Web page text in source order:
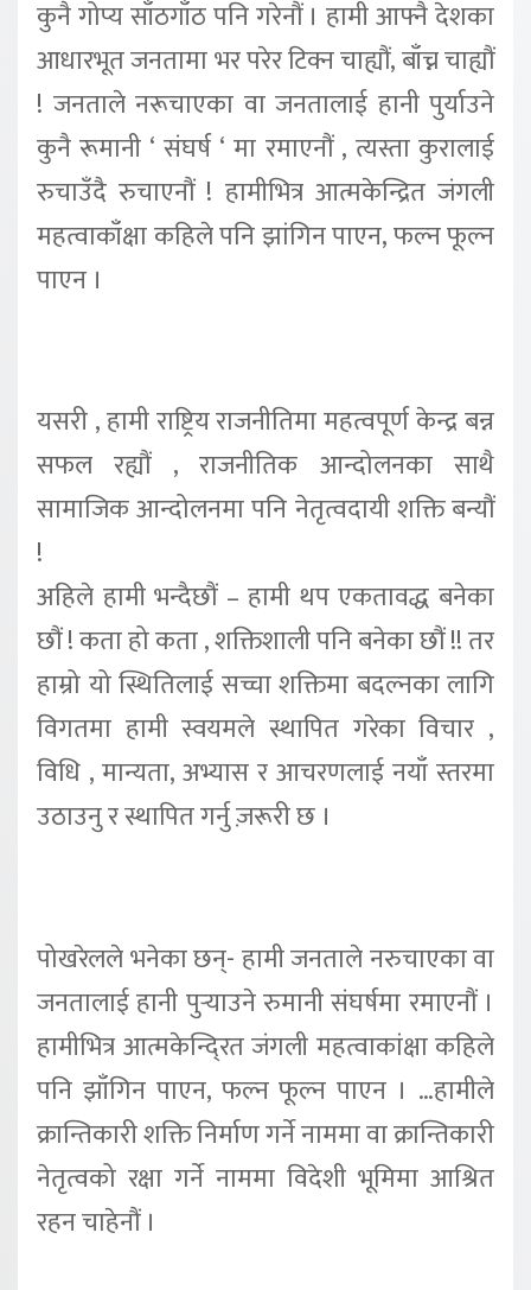
कुनै गोप्य साँठगाँठ पनि गरेनौं । हामी आफ्नै देशका
आधारभूत जनतामा भर परेर टिक्न चाह्यौं, बाँच्न चाह्यौं
! जनताले नरूचाएका वा जनतालाई हानी पुर्याउने
कुनै रूमानी ‘ संघर्ष ‘ मा रमाएनौं , त्यस्ता कुरालाई
रुचाउँदै रुचाएनौं ! हामीभित्र आत्मकेन्द्रित जंगली
महत्वाकाँक्षा कहिले पनि झांगिन पाएन, फल्न फूल्न
पाएन ।
यसरी , हामी राष्ट्रिय राजनीतिमा महत्वपूर्ण केन्द्र बन्न
सफल रह्यौं , राजनीतिक आन्दोलनका साथै
सामाजिक आन्दोलनमा पनि नेतृत्वदायी शक्ति बन्यौं
!
अहिले हामी भन्दैछौं – हामी थप एकतावद्ध बनेका
छौं ! कता हो कता , शक्तिशाली पनि बनेका छौं !! तर
हाम्रो यो स्थितिलाई सच्चा शक्तिमा बदल्नका लागि
विगतमा हामी स्वयमले स्थापित गरेका विचार ,
विधि , मान्यता, अभ्यास र आचरणलाई नयाँ स्तरमा
उठाउनु र स्थापित गर्नु ज़रूरी छ ।
पोखरेलले भनेका छन्- हामी जनताले नरुचाएका वा
जनतालाई हानी पुर्‍याउने रुमानी संघर्षमा रमाएनौं ।
हामीभित्र आत्मकेन्दि्रत जंगली महत्वाकांक्षा कहिले
पनि झाँगिन पाएन, फल्न फूल्न पाएन । …हामीले
क्रान्तिकारी शक्ति निर्माण गर्ने नाममा वा क्रान्तिकारी
नेतृत्वको रक्षा गर्ने नाममा विदेशी भूमिमा आश्रित
रहन चाहेनौं ।